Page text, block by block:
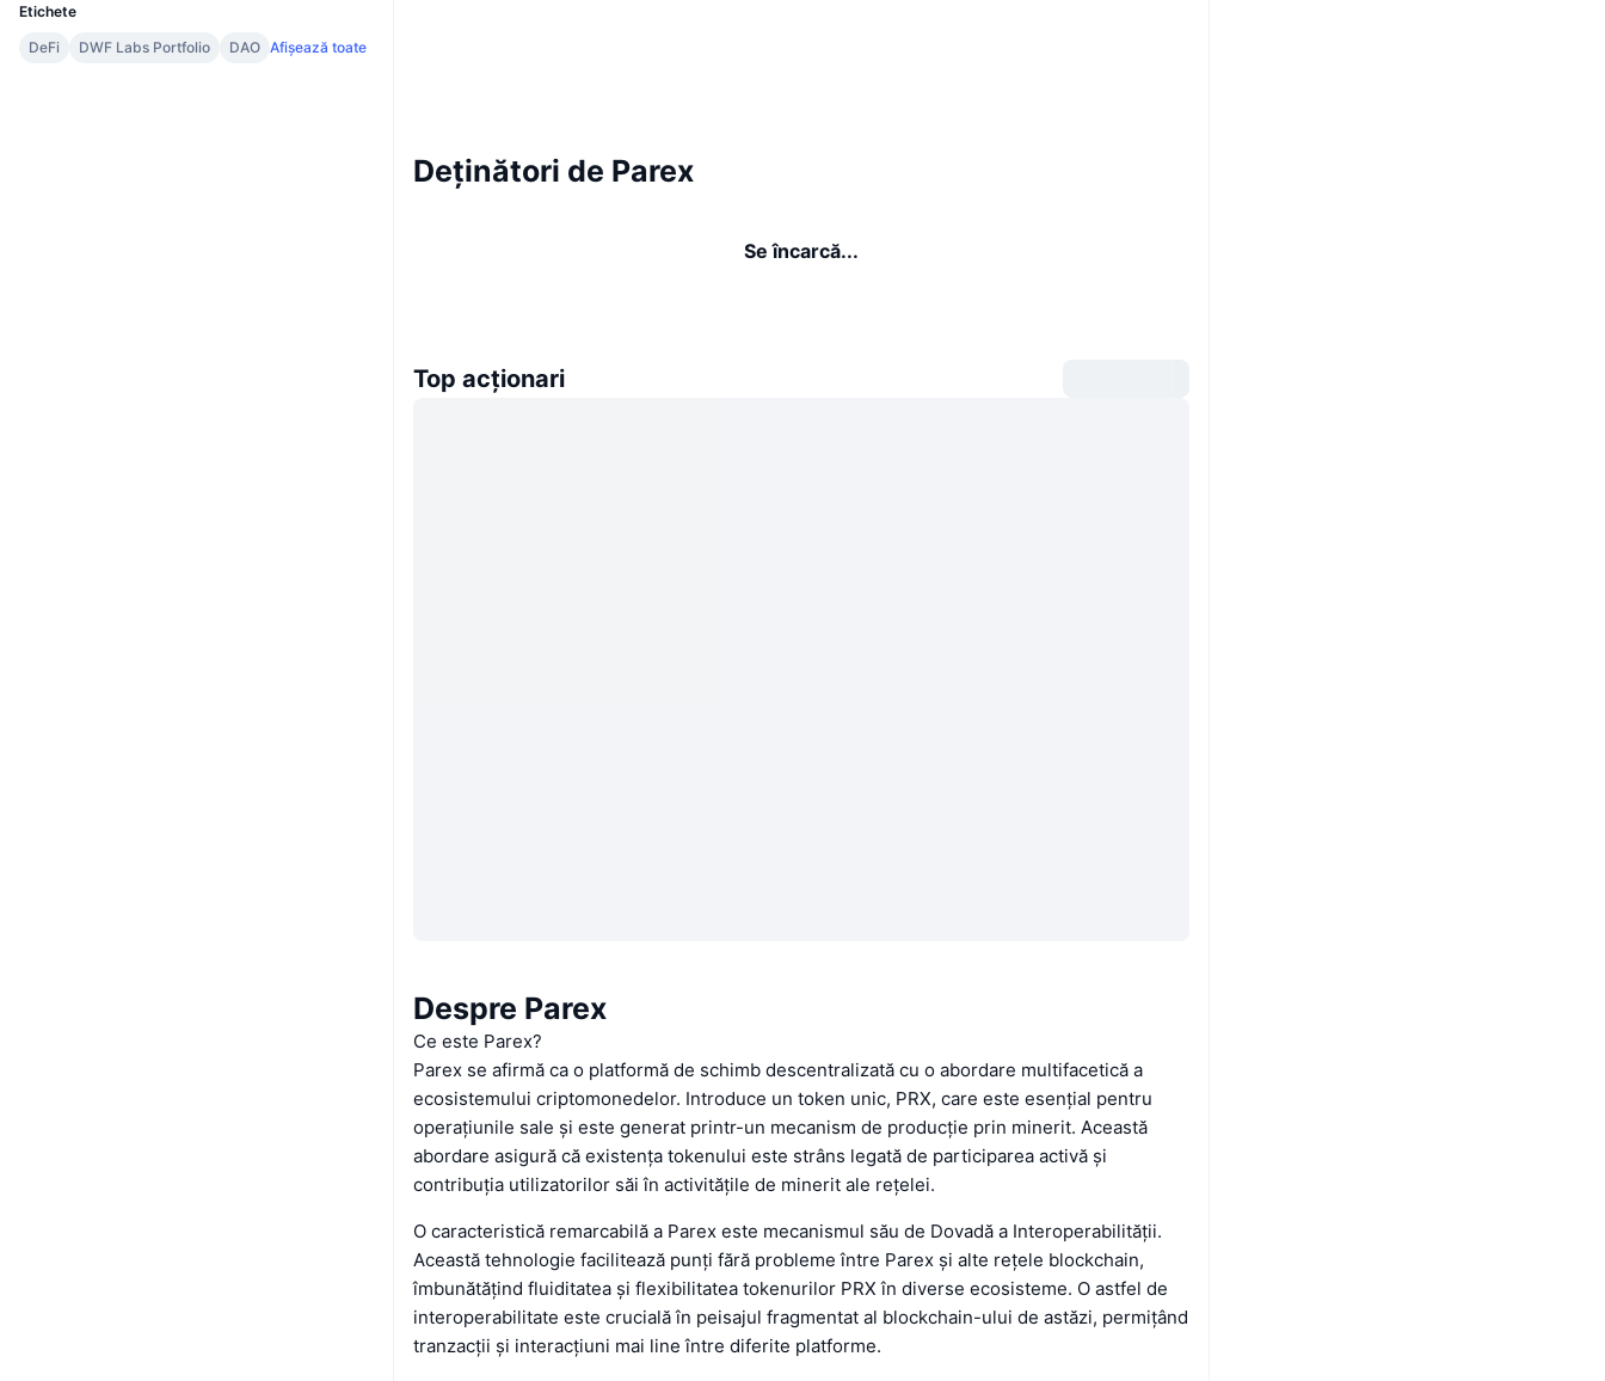
Etichete
DeFi
DWF Labs Portfolio DAO Afișează toate
Deținători de Parex
Se încarcă...
Top acționari
Despre Parex
Ce este Parex?
Parex se afirmă ca o platformă de schimb descentralizată cu o abordare multifacetică a
ecosistemului criptomonedelor. Introduce un token unic, PRX, care este esențial pentru
operațiunile sale și este generat printr-un mecanism de producție prin minerit. Această
abordare asigură că existența tokenului este strâns legată de participarea activă și
contribuția utilizatorilor săi în activitățile de minerit ale rețelei.
O caracteristică remarcabilă a Parex este mecanismul său de Dovadă a Interoperabilității.
Această tehnologie facilitează punți fără probleme între Parex și alte rețele blockchain,
îmbunătățind fluiditatea și flexibilitatea tokenurilor PRX în diverse ecosisteme. O astfel de
interoperabilitate este crucială în peisajul fragmentat al blockchain-ului de astăzi, permițând
tranzacții și interacțiuni mai line între diferite platforme.